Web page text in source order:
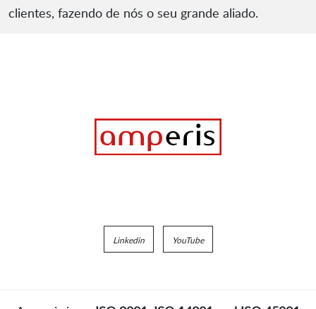
clientes, fazendo de nós o seu grande aliado.
Linkedin YouTube